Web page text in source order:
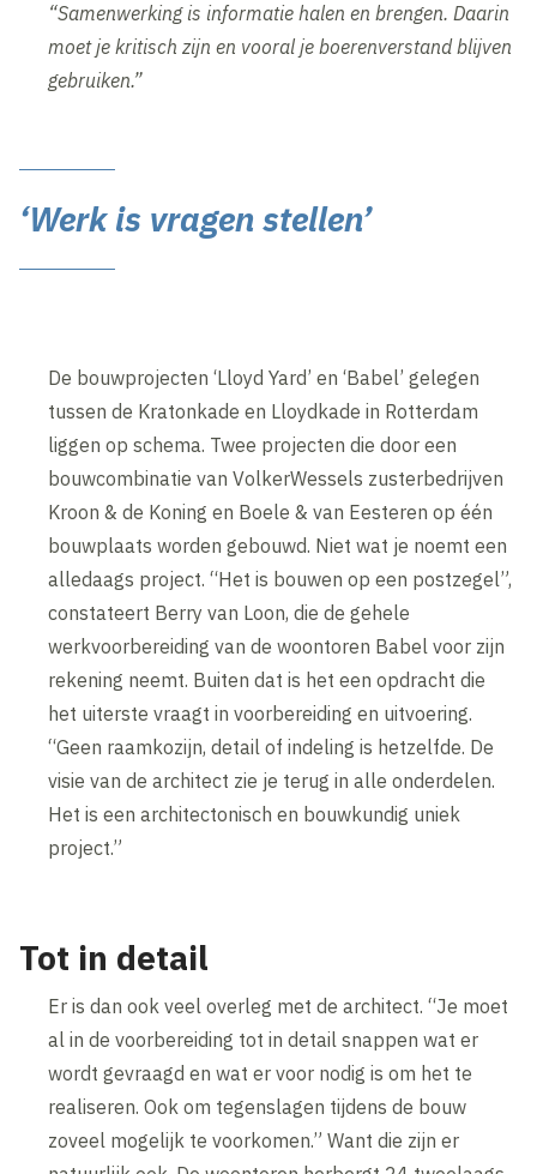
“Samenwerking is informatie halen en brengen. Daarin
moet je kritisch zijn en vooral je boerenverstand blijven
gebruiken.”
‘Werk is vragen stellen’
De bouwprojecten ‘Lloyd Yard’ en ‘Babel’ gelegen
tussen de Kratonkade en Lloydkade in Rotterdam
liggen op schema. Twee projecten die door een
bouwcombinatie van VolkerWessels zusterbedrijven
Kroon & de Koning en Boele & van Eesteren op één
bouwplaats worden gebouwd. Niet wat je noemt een
alledaags project. “Het is bouwen op een postzegel”,
constateert Berry van Loon, die de gehele
werkvoorbereiding van de woontoren Babel voor zijn
rekening neemt. Buiten dat is het een opdracht die
het uiterste vraagt in voorbereiding en uitvoering.
“Geen raamkozijn, detail of indeling is hetzelfde. De
visie van de architect zie je terug in alle onderdelen.
Het is een architectonisch en bouwkundig uniek
project.”
Tot in detail
Er is dan ook veel overleg met de architect. “Je moet
al in de voorbereiding tot in detail snappen wat er
wordt gevraagd en wat er voor nodig is om het te
realiseren. Ook om tegenslagen tijdens de bouw
zoveel mogelijk te voorkomen.” Want die zijn er